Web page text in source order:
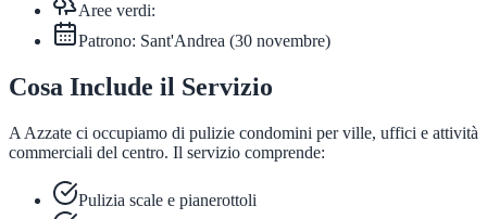
Aree verdi:
Patrono: Sant'Andrea (30 novembre)
Cosa Include il Servizio
A Azzate ci occupiamo di pulizie condomini per ville, uffici e attività
commerciali del centro. Il servizio comprende:
Pulizia scale e pianerottoli